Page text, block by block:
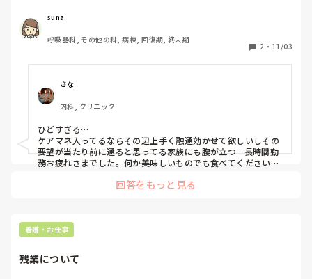
いろんな診療科かかり、今後別の病院に受診のために、予約
や今かかっている診療科にも紹介状や診療依頼変更できな
い。
ましては、１１月3日〜4日は、電子カルテの入れ替えのた
め、面会不可。緊急以外は処方もできない。
そんな状態なのに、外来終了してから連絡してくるのあり得
ない。
今日が平日で普通に電子カルテ使用できたら、わかりました
って言えるけど。
もしくは、日中に連絡しろ。って。いくら退院調整中でもあ
り得ない。
（愚痴）
て、このために長時間勤務になった。
suna
呼吸器科, その他の科, 病棟, 回復期, 終末期
2 ・ 11/03
さな
内科, クリニック
ひどすぎる…
ケアマネ入ってるならその辺上手く融通効かせて欲しいしその
要望が当たり前に通ると思ってる家族にも腹が立つ…長時間勤
務お疲れさまでした。何か美味しいものでも食べてください
回答をもっと見る
看護・お仕事
残業について